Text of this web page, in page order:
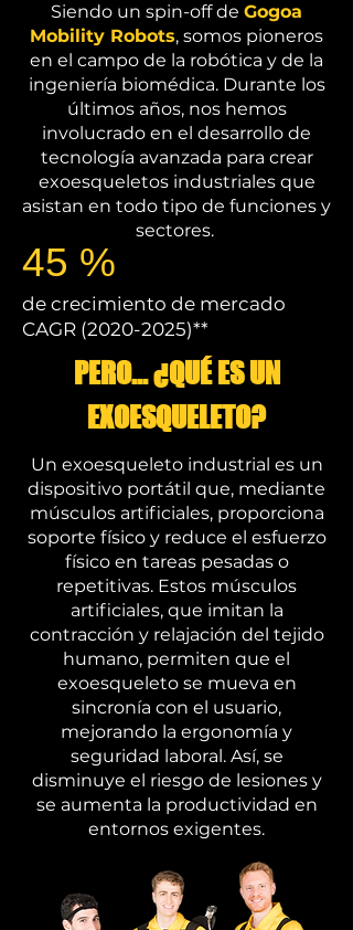
Siendo un spin-off de Gogoa
Mobility Robots, somos pioneros
en el campo de la robótica y de la
ingeniería biomédica. Durante los
últimos años, nos hemos
involucrado en el desarrollo de
tecnología avanzada para crear
exoesqueletos industriales que
asistan en todo tipo de funciones y
sectores.
45 %
de crecimiento de mercado
CAGR (2020-2025)**
PERO... ¿QUÉ ES UN
EXOESQUELETO?
Un exoesqueleto industrial es un
dispositivo portátil que, mediante
músculos artificiales, proporciona
soporte físico y reduce el esfuerzo
físico en tareas pesadas o
repetitivas. Estos músculos
artificiales, que imitan la
contracción y relajación del tejido
humano, permiten que el
exoesqueleto se mueva en
sincronía con el usuario,
mejorando la ergonomía y
seguridad laboral. Así, se
disminuye el riesgo de lesiones y
se aumenta la productividad en
entornos exigentes.